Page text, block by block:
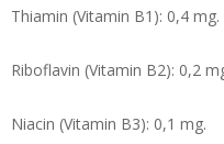
Thiamin (Vitamin B1): 0,4 mg.
Riboflavin (Vitamin B2): 0,2
Niacin (Vitamin B3): 0,1 mg.